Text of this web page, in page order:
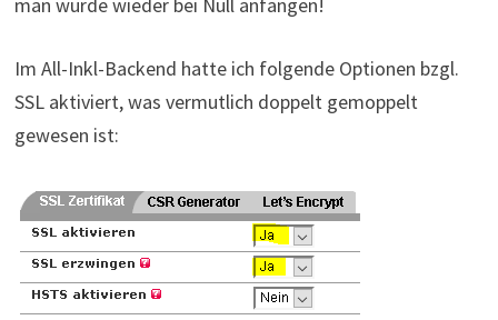
Im All-Inkl-Backend hatte ich folgende Optionen bzgl.
SSL aktiviert, was vermutlich doppelt gemoppelt
gewesen ist: